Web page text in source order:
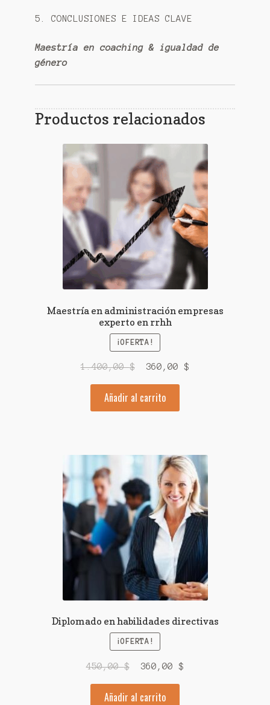
5. CONCLUSIONES E IDEAS CLAVE
Maestría en coaching & igualdad de
género
Productos relacionados
Maestría en administración empresas
experto en rrhh
¡OFERTA!
1.400,00$
El
original
era:
360,00$
Añadir al carrito
Diplomado en habilidades directivas
¡OFERTA!
450,00$
El
original
360,00$
Añadir al carrito